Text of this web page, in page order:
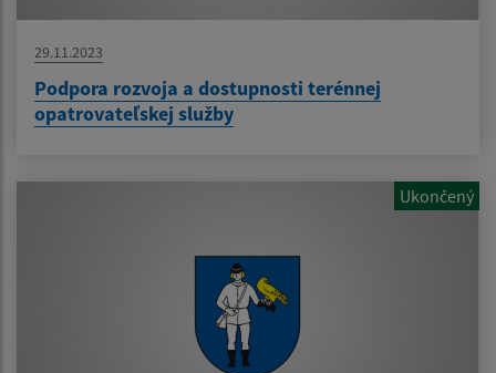
29.11.2023
Podpora rozvoja a dostupnosti terénnej
opatrovateľskej služby
Ukončený